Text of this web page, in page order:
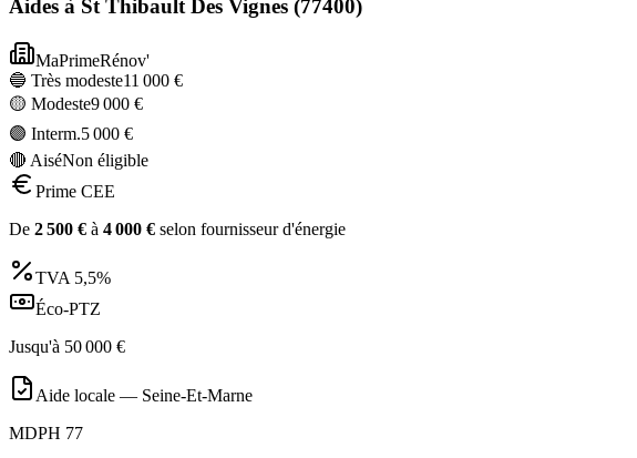
Aides à St Thibault Des Vignes (77400)
MaPrimeRénov'
🔵 Très modeste11 000 €
🟡 Modeste9 000 €
🟣 Interm.5 000 €
🔴 AiséNon éligible
Prime CEE
De 2 500 € à 4 000 € selon fournisseur d'énergie
TVA 5,5%
Éco-PTZ
Jusqu'à 50 000 €
Aide locale — Seine-Et-Marne
MDPH 77